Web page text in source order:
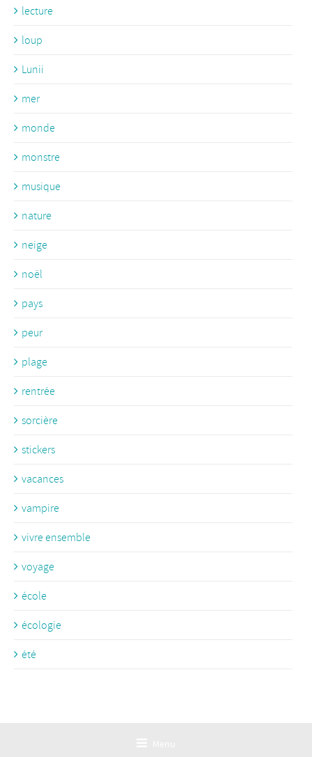
lecture
loup
Lunii
mer
monde
monstre
musique
nature
neige
noël
pays
peur
plage
rentrée
sorcière
stickers
vacances
vampire
vivre ensemble
voyage
école
écologie
été